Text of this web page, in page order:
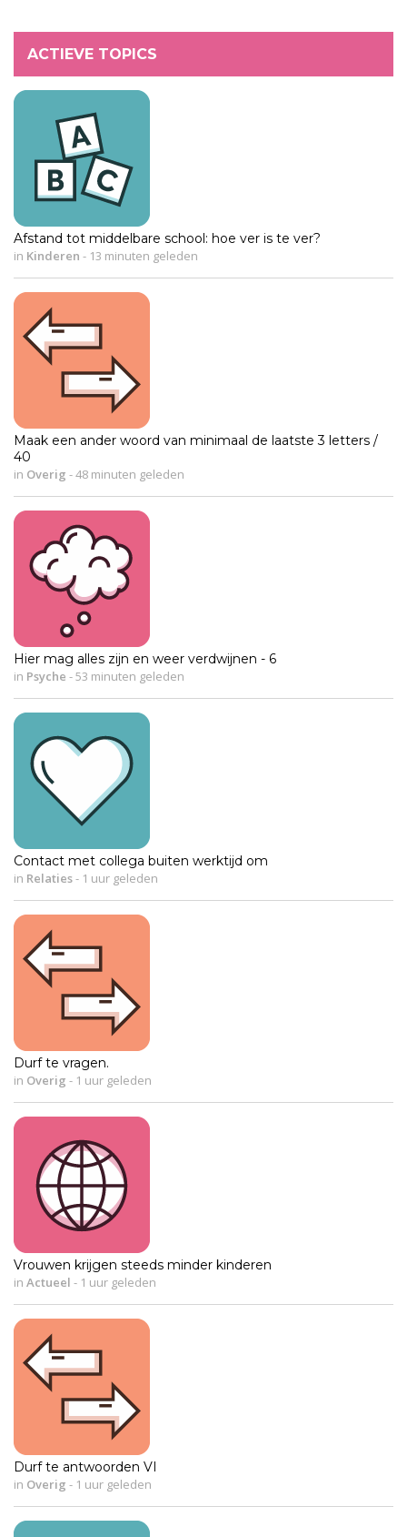
ACTIEVE TOPICS
Afstand tot middelbare school: hoe ver is te ver?
in Kinderen - 13 minuten geleden
Maak een ander woord van minimaal de laatste 3 letters /
40
in Overig -48 minuten geleden
Hier mag alles zijn en weer verdwijnen - 6
in Psyche -53 minuten geleden
Contact met collega buiten werktijd om
in Relaties- 1 uur geleden
Durf te vragen.
in Overig - 1 uur geleden
Vrouwen krijgen steeds minder kinderen
in Actueel - 1 uur geleden
Durf te antwoorden VI
in Overig - 1 uur geleden